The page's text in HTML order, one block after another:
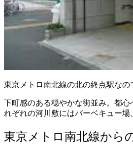
東京メトロ南北線の北の終点駅なの
下町感のある穏やかな街並み。都
れぞれの河川敷にはバーベキュー
東京メトロ南北線から